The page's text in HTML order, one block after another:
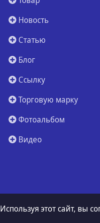
Новость
Статью
Блог
Ссылку
Торговую марку
Фотоальбом
Видео
Используя этот сайт, вы